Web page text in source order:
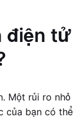
điện tử
Một rủi ro nhỏ
của bạn có thể